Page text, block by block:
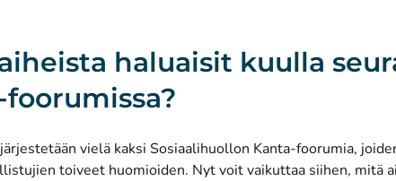
haluaisit kuulla
vielä kaksi Sosiaalihuollon Kanta-foorumia,
toiveet huomioiden. Nyt voit vaikuttaa siihen, mitä